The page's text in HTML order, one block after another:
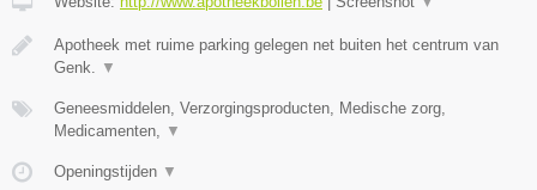
Apotheek met ruime parking gelegen net buiten het centrum van
Genk. ▼
Geneesmiddelen, Verzorgingsproducten, Medische zorg,
Medicamenten, ▼
Openingstijden ▼